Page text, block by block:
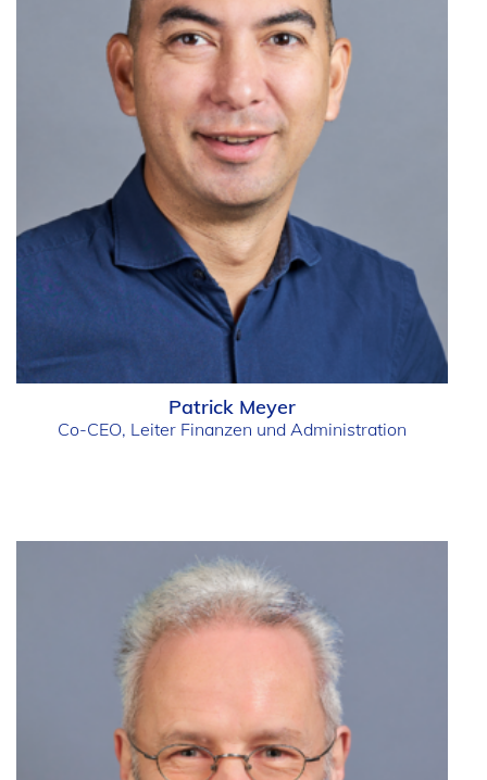
Patrick Meyer
Co-CEO, Leiter Finanzen und Administration